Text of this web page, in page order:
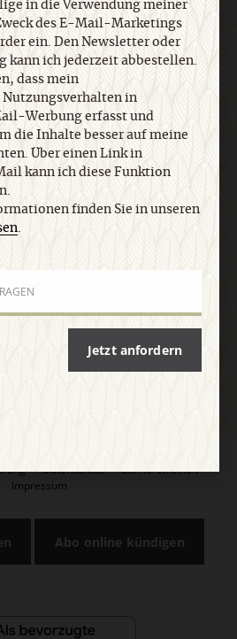
dass mein
Nutzungsverhalten in
Mail-Werbung erfasst und
die Inhalte besser auf meine
Über einen Link in
Mail kann ich diese Funktion
Weiterführende
finden Sie in unseren
.
Jetzt anmelden
Datenschutz
Barrierefreiheit
Impressum
Abo online kündigen
in die Verwendung meiner
des E-Mail-Marketings
ein. Den Newsletter oder
kann ich jederzeit abbestellen.
dass mein
Nutzungsverhalten in
Werbung erfasst und
die Inhalte besser auf meine
Über einen Link in
kann ich diese Funktion
finden Sie in unseren
.
Jetzt anfordern